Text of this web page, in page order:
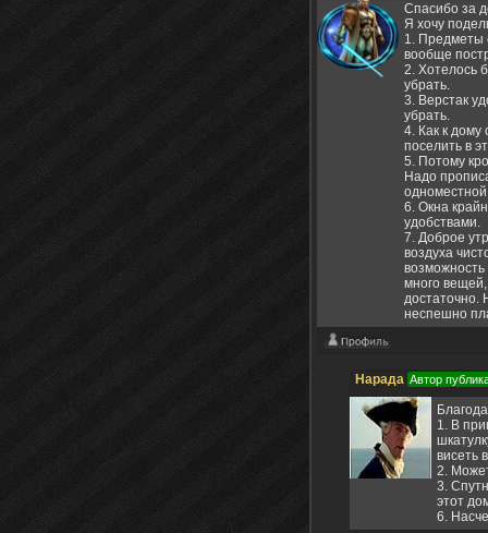
Спасибо за
Я хочу
1. Предметы
вообще
2. Хотелось
убрать.
3. Верстак
убрать.
4. Как к
поселить в
5. Потому
Надо
6. Окна
удобствами.
7. Доброе
воздуха
возможность
много
достаточно.
неспешно
Нарада Автор
1. В
висеть
2.
3.
этот
6.